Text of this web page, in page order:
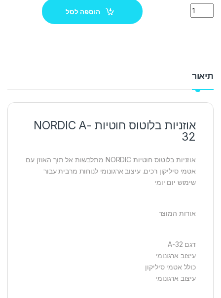
Quantity
הוספה לסל
תיאור
אוזניות בלוטוס חוטיות NORDIC A-
32
אוזניות בלוטוס חוטיות NORDIC מתלבשות אל תוך האוזן עם
אטמי סיליקון רכים. עיצוב ארגונומי לנוחות מרבית עבור
שימוש יום יומי
אודות המוצר
דגם A-32
עיצוב ארגונומי
כולל אטמי סיליקון
עיצוב ארגונומי